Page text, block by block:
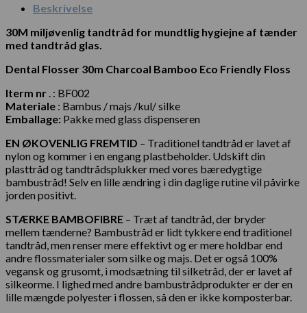
Beskrivelse
30M miljøvenlig tandtråd for mundtlig hygiejne af tænder
med tandtråd glas.
Dental Flosser 30m Charcoal Bamboo Eco Friendly Floss
Iterm nr . : BF002
Materiale : Bambus / majs /kul/ silke
Emballage: Pakke med glass dispenseren
EN ØKOVENLIG FREMTID – Traditionel tandtråd er lavet af
nylon og kommer i en engang plastbeholder. Udskift din
plasttråd og tandtrådsplukker med vores bæredygtige
bambustråd! Selv en lille ændring i din daglige rutine vil påvirke
jorden positivt.
STÆRKE BAMBOFIBRE – Træt af tandtråd, der bryder
mellem tænderne? Bambustråd er lidt tykkere end traditionel
tandtråd, men renser mere effektivt og er mere holdbar end
andre flossmaterialer som silke og majs. Det er også 100%
vegansk og grusomt, i modsætning til silketråd, der er lavet af
silkeorme. I lighed med andre bambustrådprodukter er der en
lille mængde polyester i flossen, så den er ikke komposterbar.